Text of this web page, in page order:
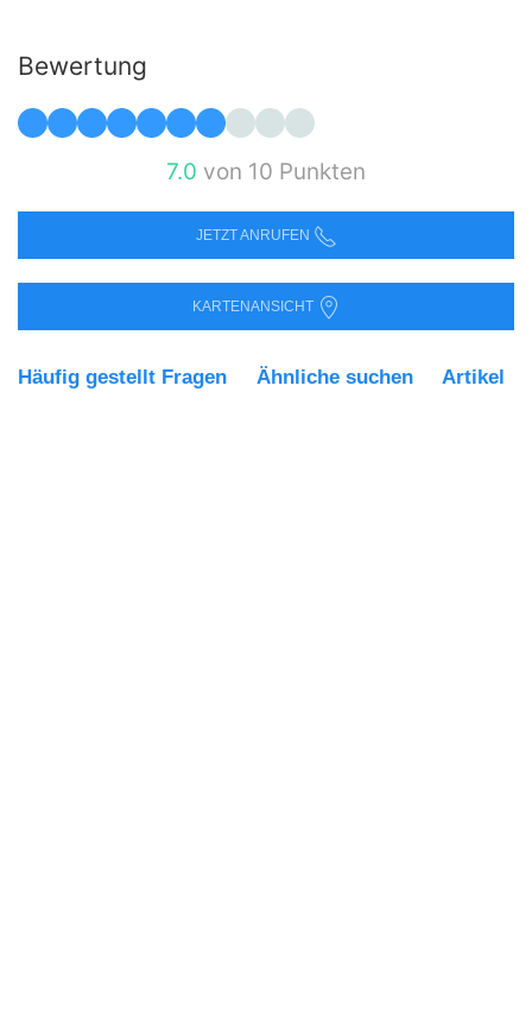
Bewertung
7.0 von 10 Punkten
JETZT ANRUFEN
KARTENANSICHT
Häufig gestellt Fragen Ähnliche suchen Artikel